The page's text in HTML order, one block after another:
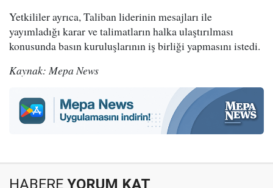
Yetkililer ayrıca, Taliban liderinin mesajları ile
yayımladığı karar ve talimatların halka ulaştırılması
konusunda basın kuruluşlarının iş birliği yapmasını istedi.
Kaynak: Mepa News
HABERE YORUM KAT